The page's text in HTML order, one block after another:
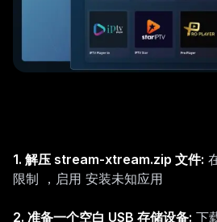
1. 解压 stream-xtream.zip 文件:
限制 ，启用 安装未知应用
2. 准备一个空白 USB 存储设备: 下